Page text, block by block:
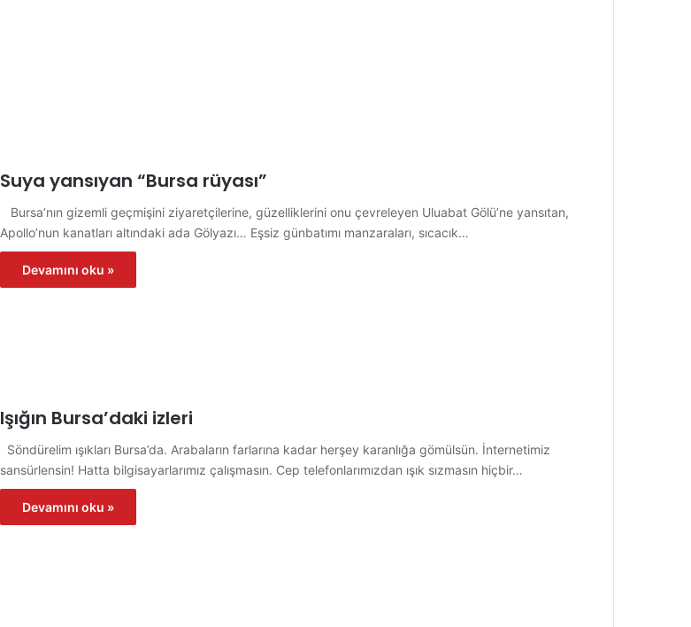
Suya yansıyan “Bursa rüyası”
Bursa’nın gizemli geçmişini ziyaretçilerine, güzelliklerini onu çevreleyen Uluabat Gölü’ne yansıtan,
Apollo’nun kanatları altındaki ada Gölyazı… Eşsiz günbatımı manzaraları, sıcacık…
Devamını oku »
Işığın Bursa’daki izleri
Söndürelim ışıkları Bursa’da. Arabaların farlarına kadar herşey karanlığa gömülsün. İnternetimiz
sansürlensin! Hatta bilgisayarlarımız çalışmasın. Cep telefonlarımızdan ışık sızmasın hiçbir…
Devamını oku »